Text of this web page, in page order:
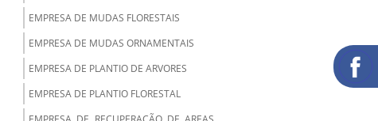
EMPRESA DE MUDAS FLORESTAIS
EMPRESA DE MUDAS ORNAMENTAIS
EMPRESA DE PLANTIO DE ARVORES
EMPRESA DE PLANTIO FLORESTAL